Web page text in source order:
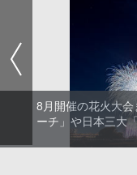
8月開催の花火大
ーチ」や日本三大